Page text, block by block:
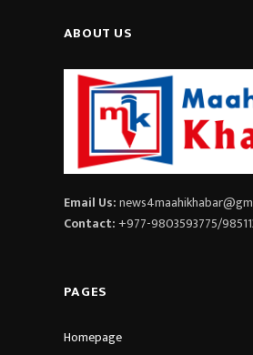
ABOUT US
Email Us:
Contact:+977-9803593775/
PAGES
Homepage